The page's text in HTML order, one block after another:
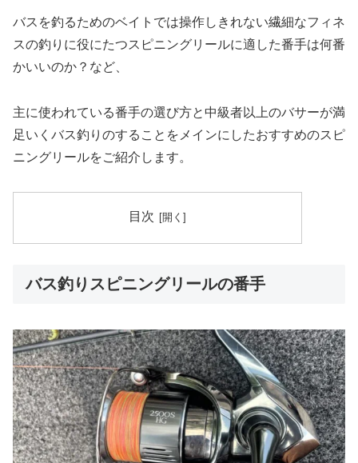
バスを釣るためのベイトでは操作しきれない繊細なフィネ
スの釣りに役にたつスピニングリールに適した番手は何番
かいいのか？など、
主に使われている番手の選び方と中級者以上のバサーが満
足いくバス釣りのすることをメインにしたおすすめのスピ
ニングリールをご紹介します。
目次
バス釣りスピニングリールの番手